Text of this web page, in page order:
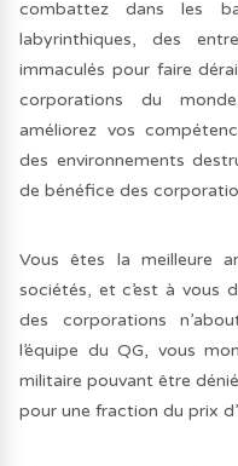
combattez dans les
labyrinthiques, des
immaculés pour faire
corporations du
améliorez vos
des environnements
de bénéfice des
Vous êtes la meilleure
sociétés, et c’est à vous
des corporations
l’équipe du QG, vous
militaire pouvant être
pour une fraction du prix